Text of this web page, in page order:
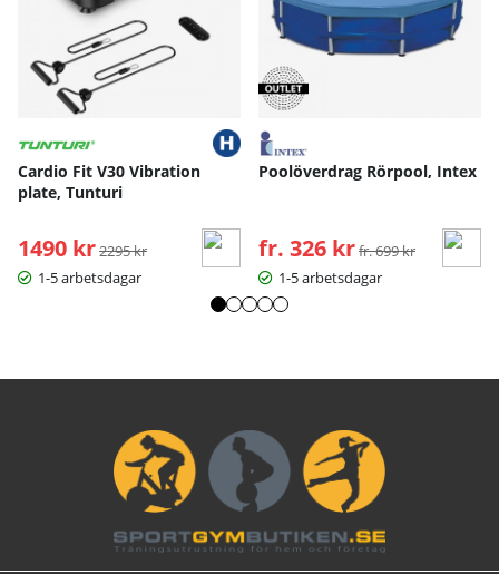
Cardio Fit V30 Vibration
plate, Tunturi
1490 kr Ordinarie pris:
2295 kr
1-5 arbetsdagar
Poolöverdrag Rörpool, Intex
fr. 326 kr Ordinarie pris:
fr. 699 kr
1-5 arbetsdagar